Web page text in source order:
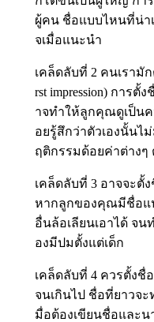
ผู้คน ชื่อแบบไหนที่น่า
จเมื่อแนะนำ
เคล็ดลับที่ 2 คนเรามั
rst impression) การ
าจทำให้ลูกคุณดูเป็นค
อยรู้สึกว่าตัวเองนั้นไ
ฤติกรรมด้อยค่าต่างๆ
เคล็ดลับที่ 3 อาจจะตั้
หากลูกของคุณมีชื่อแ
อื่นล้อเลียนเอาได้ จน
องมีปมตั้งแต่เด็ก
เคล็ดลับที่ 4 ควรตั้งชื่
จนเกินไป ชื่อที่ยาวจะ
มื่อต้องเขียนชื่อและ